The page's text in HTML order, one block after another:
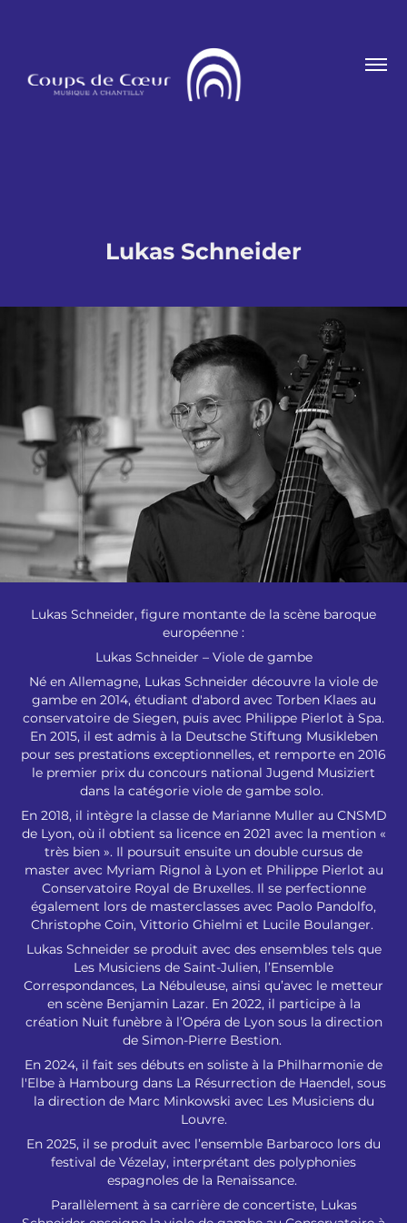
Lukas Schneider
Lukas Schneider, figure montante de la scène baroque
européenne :
Lukas Schneider – Viole de gambe
Né en Allemagne, Lukas Schneider découvre la viole de
gambe en 2014, étudiant d'abord avec Torben Klaes au
conservatoire de Siegen, puis avec Philippe Pierlot à Spa.
En 2015, il est admis à la Deutsche Stiftung Musikleben
pour ses prestations exceptionnelles, et remporte en 2016
le premier prix du concours national Jugend Musiziert
dans la catégorie viole de gambe solo.
En 2018, il intègre la classe de Marianne Muller au CNSMD
de Lyon, où il obtient sa licence en 2021 avec la mention «
très bien ». Il poursuit ensuite un double cursus de
master avec Myriam Rignol à Lyon et Philippe Pierlot au
Conservatoire Royal de Bruxelles. Il se perfectionne
également lors de masterclasses avec Paolo Pandolfo,
Christophe Coin, Vittorio Ghielmi et Lucile Boulanger.
Lukas Schneider se produit avec des ensembles tels que
Les Musiciens de Saint-Julien, l’Ensemble
Correspondances, La Nébuleuse, ainsi qu’avec le metteur
en scène Benjamin Lazar. En 2022, il participe à la
création Nuit funèbre à l’Opéra de Lyon sous la direction
de Simon-Pierre Bestion.
En 2024, il fait ses débuts en soliste à la Philharmonie de
l'Elbe à Hambourg dans La Résurrection de Haendel, sous
la direction de Marc Minkowski avec Les Musiciens du
Louvre.
En 2025, il se produit avec l’ensemble Barbaroco lors du
festival de Vézelay, interprétant des polyphonies
espagnoles de la Renaissance.
Parallèlement à sa carrière de concertiste, Lukas